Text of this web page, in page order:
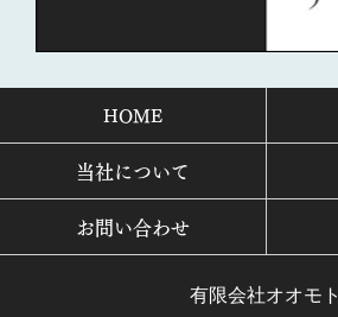
HOME
当社について
お問い合わせ
有限会社オオモト